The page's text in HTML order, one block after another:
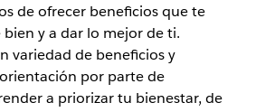
de ofrecer beneficios que te
y a dar lo mejor de ti.
variedad de beneficios y
por parte de
a priorizar tu bienestar, de